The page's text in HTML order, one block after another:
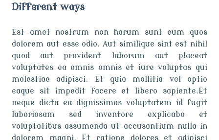
Different ways
Est amet nostrum non harum sunt eum quos
dolorem aut esse odio. Aut similique sint est nihil
quod aut provident laborum aut placeat
voluptates ea omnis omnis et iure voluptas qui
molestiae adipisci. Et quia mollitia vel optio
eaque sit impedit facere et libero sapiente.Et
neque dicta ea dignissimos voluptatem id fugit
laboriosam sed inventore explicabo et
voluptatibus assumenda ut accusantium nulla in
dolorem magni. Et ratione dolores et adipisci